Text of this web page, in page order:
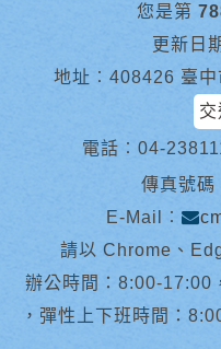
您是第
更新日
地址︰408426 臺
交
電話︰ 04-
傳真號
E-Mail︰
請以 Chrome、
辦公時間：8:00-17:00
，彈性上下班時間：